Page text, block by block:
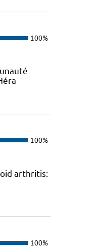
100%
100%
arthritis:
100%